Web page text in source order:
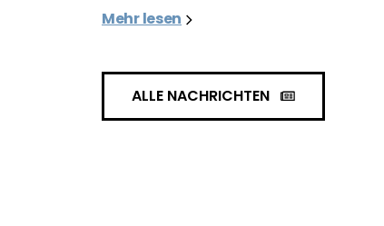
Mehr lesen
ALLE NACHRICHTEN